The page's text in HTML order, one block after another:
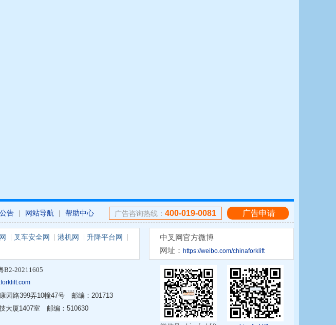
告 | 网站导航 | 帮助中心 广告咨询热线： 400-019-0081 广告申请
叉车安全网 港机网
升降平台网
中叉网官方微博
网址： https://weibo.com/chinaforklift
20211605
园路399弄10幢47号 邮编：201713
大厦1407室 邮编：510630